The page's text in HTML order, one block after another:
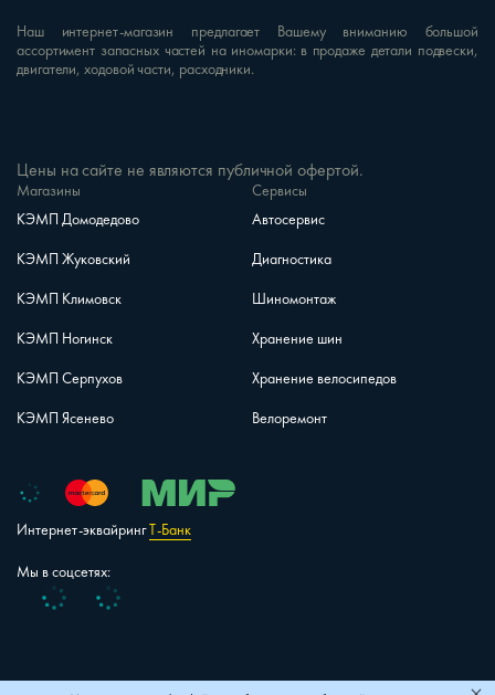
Магазины
КЭМП Домодедово
КЭМП Жуковский
КЭМП Климовск
КЭМП Ногинск
КЭМП Серпухов
КЭМП Ясенево
Сервисы
Автосервис
Диагностика
Шиномонтаж
Хранение шин
Хранение велосипедов
Велоремонт
Наш интернет-магазин предлагает Вашему вниманию большой
ассортимент запасных частей на иномарки: в продаже детали подвески,
двигатели, ходовой части, расходники.
Интернет-эквайрингТ-Банк
Мы в соцсетях:
Telegram
Цены на сайте не являются публичной офертой.